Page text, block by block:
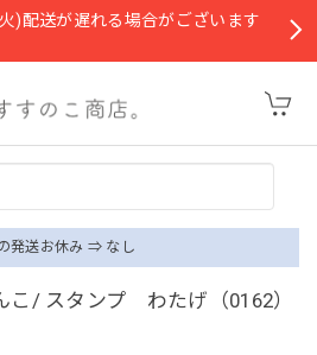
配送が遅れる場合がございます
発送お休み ⇒ なし
/ スタンプ わたげ（0162）